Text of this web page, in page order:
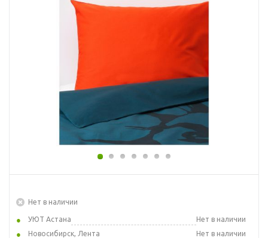
Нет в наличии
УЮТ Астана
Нет в наличии
Новосибирск, Лента
Нет в наличии